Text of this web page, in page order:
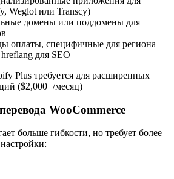
Weglot или Transcy)
домены или поддомены для
оплаты, специфичные для региона
для SEO
Plus требуется для расширенных
($2,000+/месяц)
WooCommerce
больше гибкости, но требует более